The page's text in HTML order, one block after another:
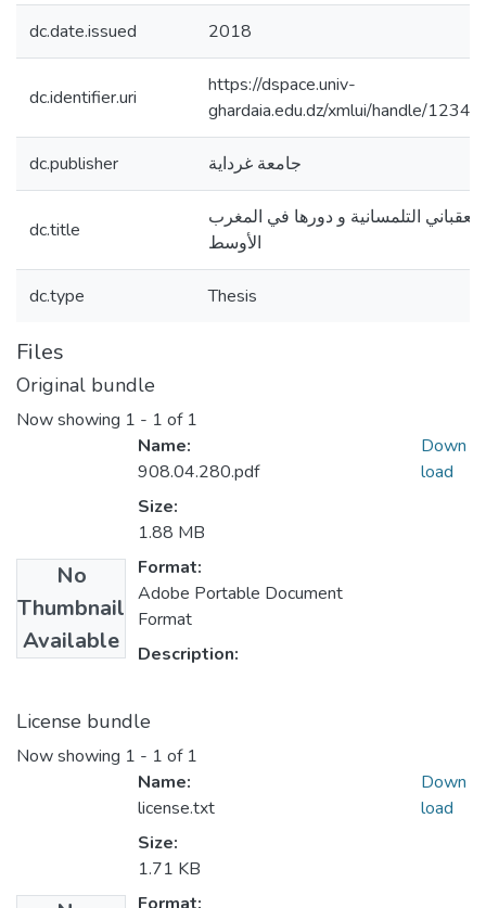
dc.date.issued 2018
dc.identifier.uri
https://dspace.univ-
ghardaia.edu.dz/xmlui/handle/
dc.publisher جامعة غرداية
dc.title
العقباني التلمسانية و دورها في المغرب
الأوسط
dc.type Thesis
Files
Original bundle
Now showing 1 - 1 of 1
No
Thumbnail
Available
Name:
908.04.280.pdf
Size:
1.88 MB
Format:
Adobe Portable Document
Format
Description:
Down
load
License bundle
Now showing 1 - 1 of 1
Name:
license.txt
Size:
1.71 KB
Down
load